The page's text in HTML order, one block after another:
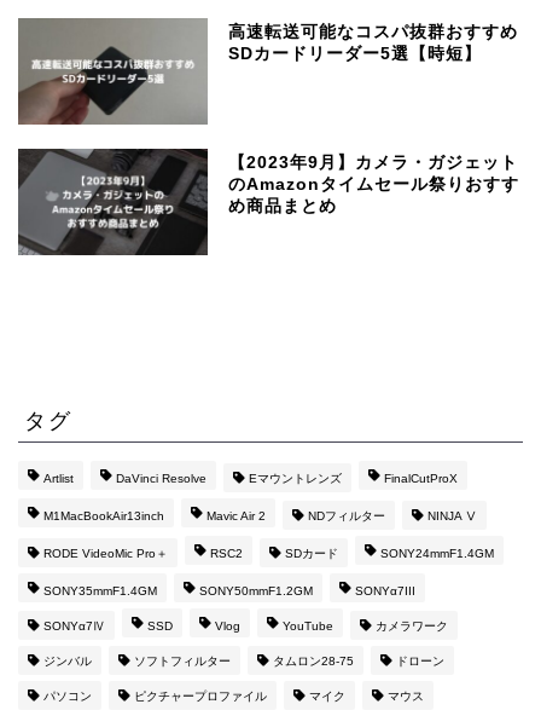
高速転送可能なコスパ抜群おすすめ
SDカードリーダー5選【時短】
【2023年9月】カメラ・ガジェット
のAmazonタイムセール祭りおすす
め商品まとめ
タグ
Artlist DaVinci Resolve Eマウントレンズ FinalCutProX
M1MacBookAir13inch Mavic Air 2 NDフィルター NINJA Ⅴ
RODE VideoMic Pro＋ RSC2 SDカード SONY24mmF1.4GM
SONY35mmF1.4GM SONY50mmF1.2GM SONYα7III
SONYα7Ⅳ SSD Vlog YouTube カメラワーク
ジンバル ソフトフィルター タムロン28-75 ドローン
パソコン ピクチャープロファイル マイク マウス